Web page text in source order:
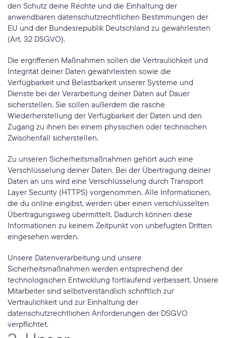
den Schutz deine Rechte und die Einhaltung der
anwendbaren datenschutzrechtlichen Bestimmungen der
EU und der Bundesrepublik Deutschland zu gewährleisten
(Art. 32 DSGVO).
Die ergriffenen Maßnahmen sollen die Vertraulichkeit und
Integrität deiner Daten gewährleisten sowie die
Verfügbarkeit und Belastbarkeit unserer Systeme und
Dienste bei der Verarbeitung deiner Daten auf Dauer
sicherstellen. Sie sollen außerdem die rasche
Wiederherstellung der Verfügbarkeit der Daten und den
Zugang zu ihnen bei einem physischen oder technischen
Zwischenfall sicherstellen.
Zu unseren Sicherheitsmaßnahmen gehört auch eine
Verschlüsselung deiner Daten. Bei der Übertragung deiner
Daten an uns wird eine Verschlüsselung durch Transport
Layer Security (HTTPS) vorgenommen. Alle Informationen,
die du online eingibst, werden über einen verschlüsselten
Übertragungsweg übermittelt. Dadurch können diese
Informationen zu keinem Zeitpunkt von unbefugten Dritten
eingesehen werden.
Unsere Datenverarbeitung und unsere
Sicherheitsmaßnahmen werden entsprechend der
technologischen Entwicklung fortlaufend verbessert. Unsere
Mitarbeiter sind selbstverständlich schriftlich zur
Vertraulichkeit und zur Einhaltung der
datenschutzrechtlichen Anforderungen der DSGVO
verpflichtet.